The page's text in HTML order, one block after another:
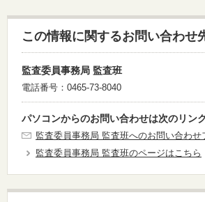
この情報に関するお問い合わせ
監査委員事務局 監査班
電話番号：0465-73-8040
パソコンからのお問い合わせは次のリン
監査委員事務局 監査班へのお問い合わせ
監査委員事務局 監査班のページはこちら